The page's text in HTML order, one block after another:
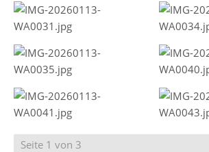
Seite 1 von 3